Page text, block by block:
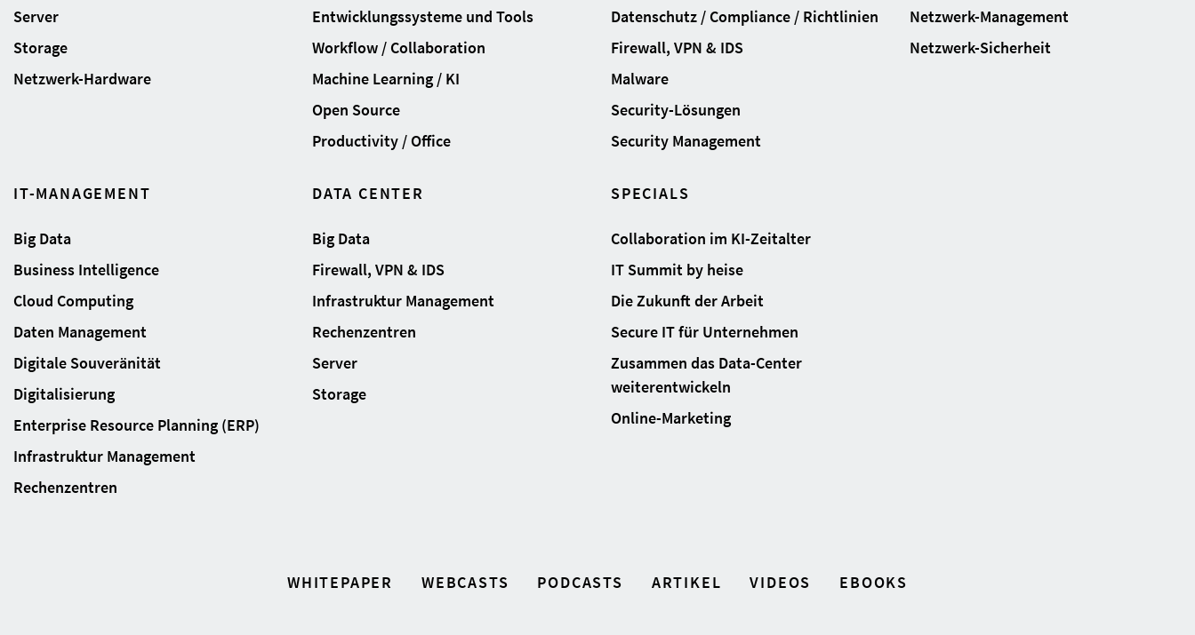
Server
Storage
Netzwerk-Hardware
Entwicklungssysteme und Tools
Workflow / Collaboration
Machine Learning / KI
Open Source
Productivity / Office
Datenschutz / Compliance / Richtlinien
Firewall, VPN & IDS
Malware
Security-Lösungen
Security Management
Netzwerk-Management
Netzwerk-Sicherheit
IT-MANAGEMENT
Big Data
Business Intelligence
Cloud Computing
Daten Management
Digitale Souveränität
Digitalisierung
Enterprise Resource Planning (ERP)
Infrastruktur Management
Rechenzentren
DATA CENTER
Big Data
Firewall, VPN & IDS
Infrastruktur Management
Rechenzentren
Server
Storage
SPECIALS
Collaboration im KI-Zeitalter
IT Summit by heise
Die Zukunft der Arbeit
Secure IT für Unternehmen
Zusammen das Data-Center
weiterentwickeln
Online-Marketing
WHITEPAPER WEBCASTS PODCASTS ARTIKEL VIDEOS EBOOKS